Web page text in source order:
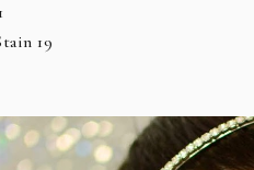
19